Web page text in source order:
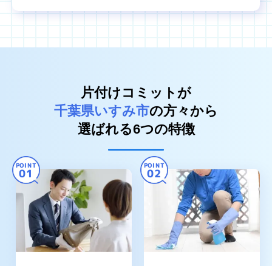
片付けコミットが
千葉県いすみ市の方々から
選ばれる6つの特徴
POINT
01
POINT
02